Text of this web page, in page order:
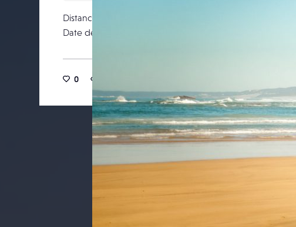
Distance focale
Date de publication
0